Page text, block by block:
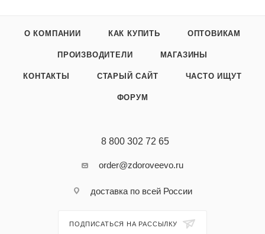
О КОМПАНИИ КАК КУПИТЬ ОПТОВИКАМ
ПРОИЗВОДИТЕЛИ МАГАЗИНЫ
КОНТАКТЫ СТАРЫЙ САЙТ ЧАСТО ИЩУТ
ФОРУМ
8 800 302 72 65
order@zdoroveevo.ru
доставка по всей России
ПОДПИСАТЬСЯ НА РАССЫЛКУ